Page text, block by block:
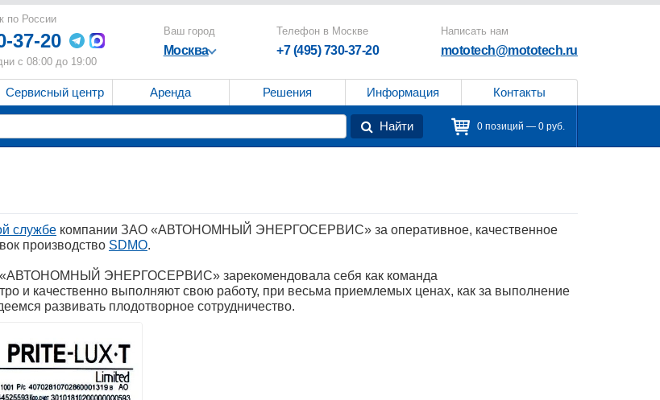
по России
37-20
с 08:00 до 19:00
Ваш город
Москва
Телефон в Москве
+7 (495) 730-37-20
Написать нам
mototech@mototech.ru
Сервисный центр Аренда Решения Информация Контакты
Найти 0 позиций — 0 руб.
службе компании ЗАО «АВТОНОМНЫЙ ЭНЕРГОСЕРВИС» за оперативное, качественное
производство SDMO.
«АВТОНОМНЫЙ ЭНЕРГОСЕРВИС» зарекомендовала себя как команда
и качественно выполняют свою работу, при весьма приемлемых ценах, как за выполнение
развивать плодотворное сотрудничество.